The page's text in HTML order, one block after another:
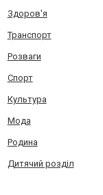
Здоров'я
Транспорт
Розваги
Спорт
Культура
Мода
Родина
Дитячий розділ